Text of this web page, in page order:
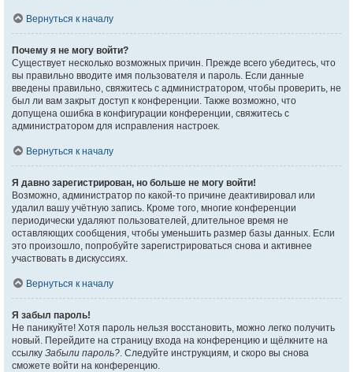
Вернуться к началу
Почему я не могу войти?
Существует несколько возможных причин. Прежде всего убедитесь, что
вы правильно вводите имя пользователя и пароль. Если данные
введены правильно, свяжитесь с администратором, чтобы проверить, не
был ли вам закрыт доступ к конференции. Также возможно, что
допущена ошибка в конфигурации конференции, свяжитесь с
администратором для исправления настроек.
Вернуться к началу
Я давно зарегистрирован, но больше не могу войти!
Возможно, администратор по какой-то причине деактивировал или
удалил вашу учётную запись. Кроме того, многие конференции
периодически удаляют пользователей, длительное время не
оставляющих сообщения, чтобы уменьшить размер базы данных. Если
это произошло, попробуйте зарегистрироваться снова и активнее
участвовать в дискуссиях.
Вернуться к началу
Я забыл пароль!
Не паникуйте! Хотя пароль нельзя восстановить, можно легко получить
новый. Перейдите на страницу входа на конференцию и щёлкните на
ссылку Забыли пароль?. Следуйте инструкциям, и скоро вы снова
сможете войти на конференцию.